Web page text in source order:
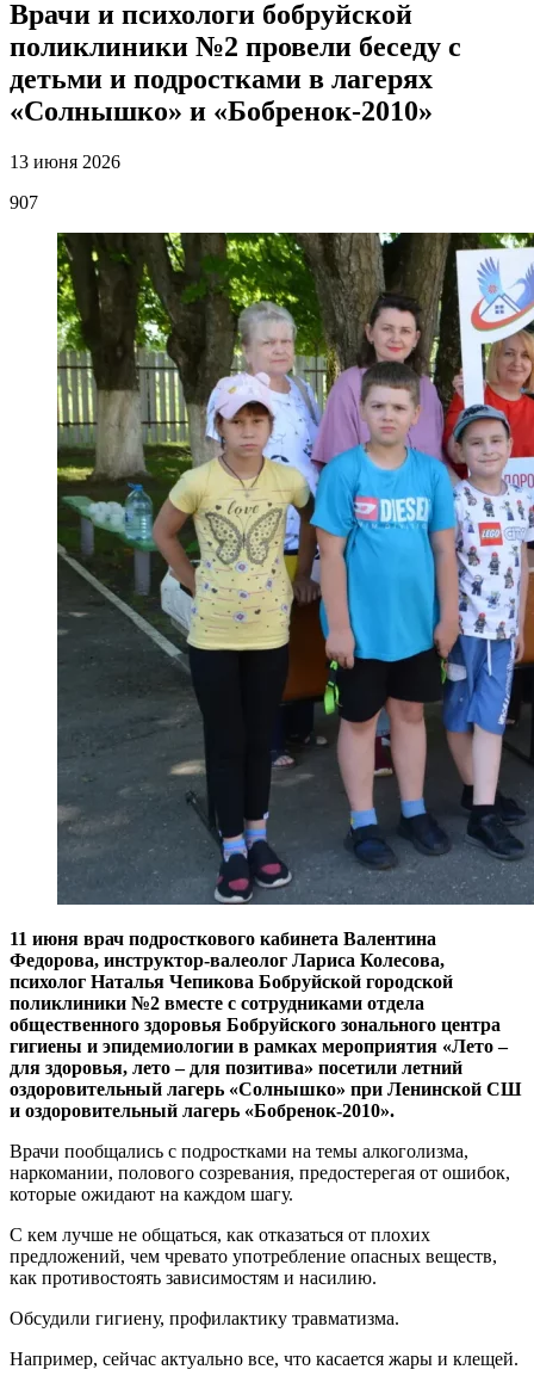
Врачи и психологи бобруйской
поликлиники №2 провели беседу с
детьми и подростками в лагерях
«Солнышко» и «Бобренок-2010»
13 июня 2026
907
11 июня врач подросткового кабинета Валентина
Федорова, инструктор-валеолог Лариса Колесова,
психолог Наталья Чепикова Бобруйской городской
поликлиники №2 вместе с сотрудниками отдела
общественного здоровья Бобруйского зонального центра
гигиены и эпидемиологии в рамках мероприятия «Лето –
для здоровья, лето – для позитива» посетили летний
оздоровительный лагерь «Солнышко» при Ленинской СШ
и оздоровительный лагерь «Бобренок-2010».
Врачи пообщались с подростками на темы алкоголизма,
наркомании, полового созревания, предостерегая от ошибок,
которые ожидают на каждом шагу.
С кем лучше не общаться, как отказаться от плохих
предложений, чем чревато употребление опасных веществ,
как противостоять зависимостям и насилию.
Обсудили гигиену, профилактику травматизма.
Например, сейчас актуально все, что касается жары и клещей.